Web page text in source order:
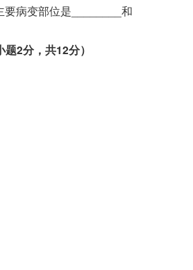
要病变部位是________和
2分，共12分）